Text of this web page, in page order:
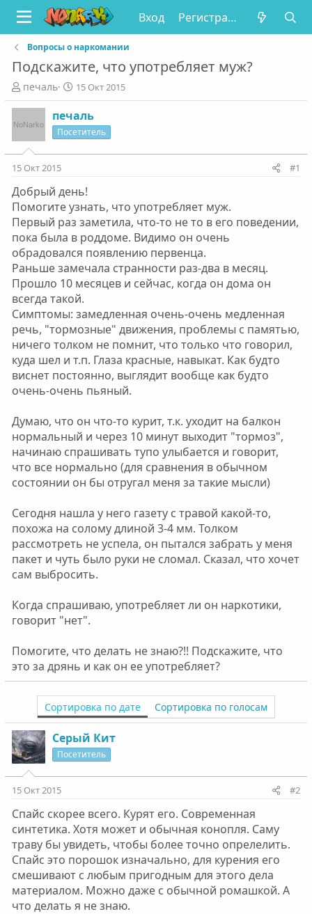
Вход Регистрация
Вопросы о наркомании
Подскажите, что употребляет муж?
А
в
т
о
р
т
е
ы
печаль
Д
а
т
а
н
а
л
а
15 Окт 2015
печаль
Посетитель
15 Окт 2015 #1
Добрый день!
Помогите узнать, что употребляет муж.
Первый раз заметила, что-то не то в его поведении,
пока была в роддоме. Видимо он очень
обрадовался появлению первенца.
Раньше замечала странности раз-два в месяц.
Прошло 10 месяцев и сейчас, когда он дома он
всегда такой.
Симптомы: замедленная очень-очень медленная
речь, "тормозные" движения, проблемы с памятью,
ничего толком не помнит, что только что говорил,
куда шел и т.п. Глаза красные, навыкат. Как будто
виснет постоянно, выглядит вообще как будто
очень-очень пьяный.
Думаю, что он что-то курит, т.к. уходит на балкон
нормальный и через 10 минут выходит "тормоз",
начинаю спрашивать тупо улыбается и говорит,
что все нормально (для сравнения в обычном
состоянии он бы отругал меня за такие мысли)
Сегодня нашла у него газету с травой какой-то,
похожа на солому длиной 3-4 мм. Толком
рассмотреть не успела, он пытался забрать у меня
пакет и чуть было руки не сломал. Сказал, что хочет
сам выбросить.
Когда спрашиваю, употребляет ли он наркотики,
говорит "нет".
Помогите, что делать не знаю?!! Подскажите, что
это за дрянь и как он ее употребляет?
Сортировка по дате Сортировка по голосам
Серый Кит
Посетитель
15 Окт 2015 #2
Спайс скорее всего. Курят его. Современная
синтетика. Хотя может и обычная конопля. Саму
траву бы увидеть, чтобы более точно опрелелить.
Спайс это порошок изначально, для курения его
смешивают с любым пригодным для этого дела
материалом. Можно даже с обычной ромашкой. А
что делать я не знаю.